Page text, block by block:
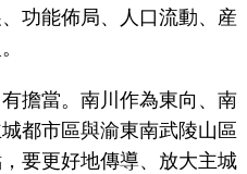
功能佈局、人口流動、産
當。南川作為東向、南
都市區與渝東南武陵山區
要更好地傳導、放大主城